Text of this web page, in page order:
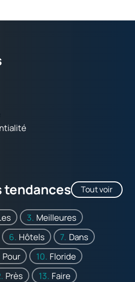
tendances Tout voir
Meilleures
Hôtels
Dans
Pour
Floride
Près
Faire